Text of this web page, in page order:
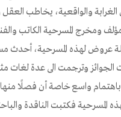
والواقعية، يخاطب
ومخرج المسرحية الكاتب
عروض لهذه المسرحية، أحدث
وترجمت الى عدة لغات
المسرحية فكتبت الناقدة